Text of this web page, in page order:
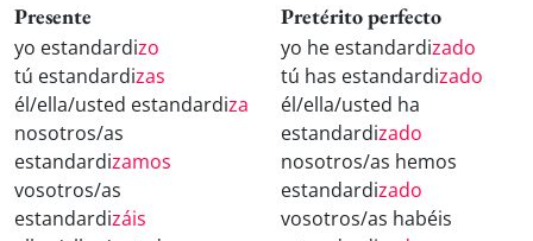
Presente
yo estandardizo
tú estandardizas
él/ella/usted estandardiza
nosotros/as
estandardizamos
vosotros/as
estandardizáis
Pretérito perfecto
yo he estandardizado
tú has estandardizado
él/ella/usted ha
estandardizado
nosotros/as hemos
estandardizado
vosotros/as habéis